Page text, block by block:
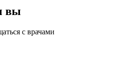
вы
с врачами